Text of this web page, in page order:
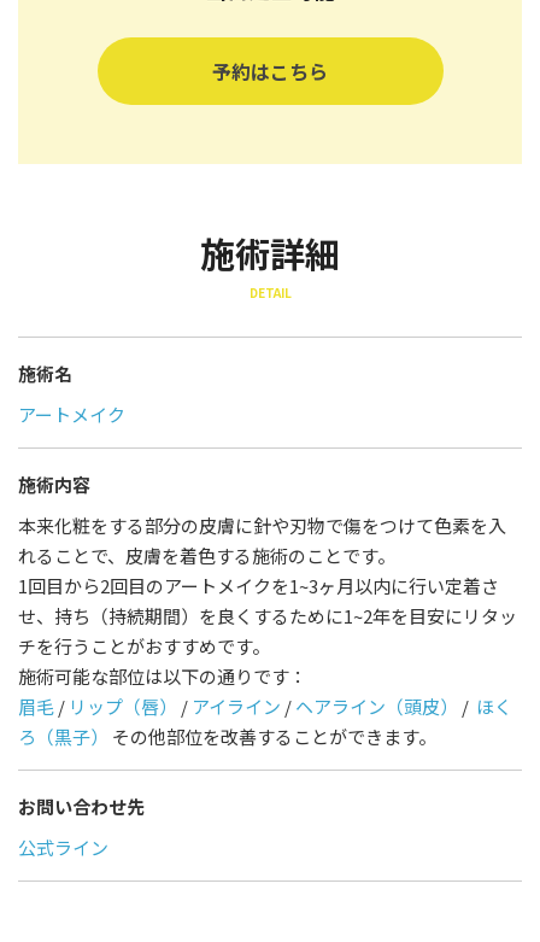
予約はこちら
施術詳細
DETAIL
施術名
アートメイク
施術内容
本来化粧をする部分の皮膚に針や刃物で傷をつけて色素を入
れることで、皮膚を着色する施術のことです。
1回目から2回目のアートメイクを1~3ヶ月以内に行い定着さ
せ、持ち（持続期間）を良くするために1~2年を目安にリタッ
チを行うことがおすすめです。
施術可能な部位は以下の通りです：
眉毛/ リップ（唇） / アイライン /ヘアライン（頭皮） / ほく
ろ（黒子）
その他部位を改善することができます。
お問い合わせ先
公式ライン